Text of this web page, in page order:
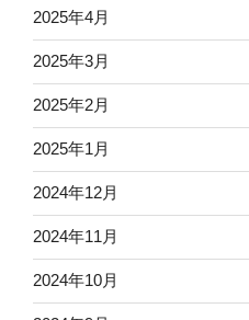
2025年4月
2025年3月
2025年2月
2025年1月
2024年12月
2024年11月
2024年10月